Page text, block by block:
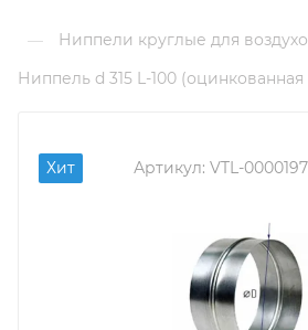
— Ниппели круглые для
Ниппель d 315 L-100 (оцинкованная
Хит Артикул: VTL-